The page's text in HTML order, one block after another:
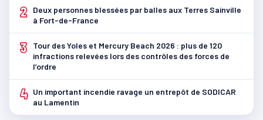
2
Deux personnes blessées par balles aux Terres Sainville
à Fort-de-France
3
Tour des Yoles et Mercury Beach 2026 : plus de 120
infractions relevées lors des contrôles des forces de
l’ordre
4 Un important incendie ravage un entrepôt de SODICAR
au Lamentin